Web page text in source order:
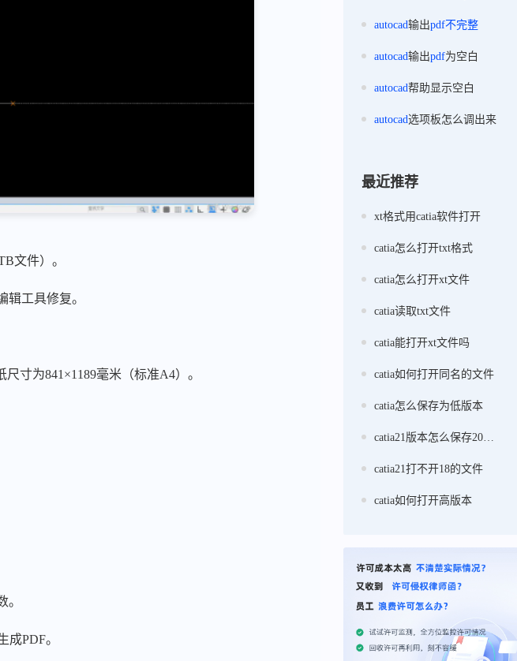
文件）。
工具修复。
寸为841×1189毫米（标准A4）。
PDF。
autocad输出pdf不完整
autocad输出pdf为空白
autocad帮助显示空白
autocad选项板怎么调出来
最近推荐
xt格式用catia软件打开
catia怎么打开txt格式
catia怎么打开xt文件
catia读取txt文件
catia能打开xt文件吗
catia如何打开同名的文件
catia怎么保存为低版本
catia21版本怎么保存20版本
catia21打不开18的文件
catia如何打开高版本